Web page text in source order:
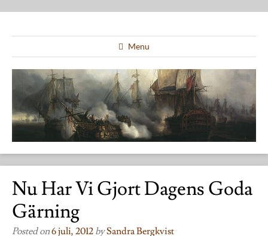
Menu
Nu Har Vi Gjort Dagens Goda
Gärning
Posted on6 juli, 2012 bySandra Bergkvist